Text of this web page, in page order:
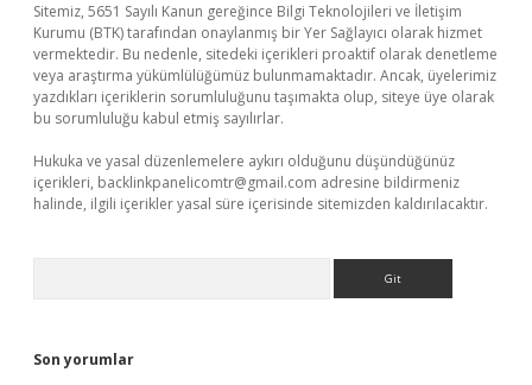
Sitemiz, 5651 Sayılı Kanun gereğince Bilgi Teknolojileri ve İletişim
Kurumu (BTK) tarafından onaylanmış bir Yer Sağlayıcı olarak hizmet
vermektedir. Bu nedenle, sitedeki içerikleri proaktif olarak denetleme
veya araştırma yükümlülüğümüz bulunmamaktadır. Ancak, üyelerimiz
yazdıkları içeriklerin sorumluluğunu taşımakta olup, siteye üye olarak
bu sorumluluğu kabul etmiş sayılırlar.
Hukuka ve yasal düzenlemelere aykırı olduğunu düşündüğünüz
içerikleri, backlinkpanelicomtr@gmail.com adresine bildirmeniz
halinde, ilgili içerikler yasal süre içerisinde sitemizden kaldırılacaktır.
Son yorumlar